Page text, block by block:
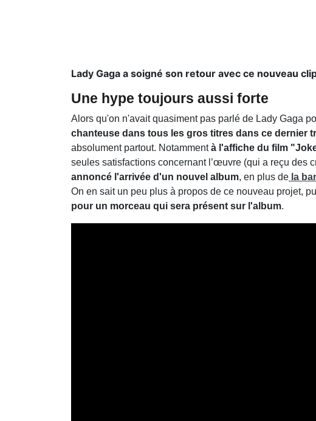
Lady Gaga a soigné son retour avec ce nouveau
Une hype toujours aussi forte
Alors qu'on n'avait quasiment pas parlé de Lady Gaga
chanteuse dans tous les gros titres dans ce dernier
absolument partout. Notammentà l'affiche du film
seules satisfactions concernant l’œuvre (qui a reçu des
annoncé l'arrivée d'un nouvel album, en plus de la
On en sait un peu plus à propos de ce nouveau projet,
pour un morceau qui sera présent sur l'album.